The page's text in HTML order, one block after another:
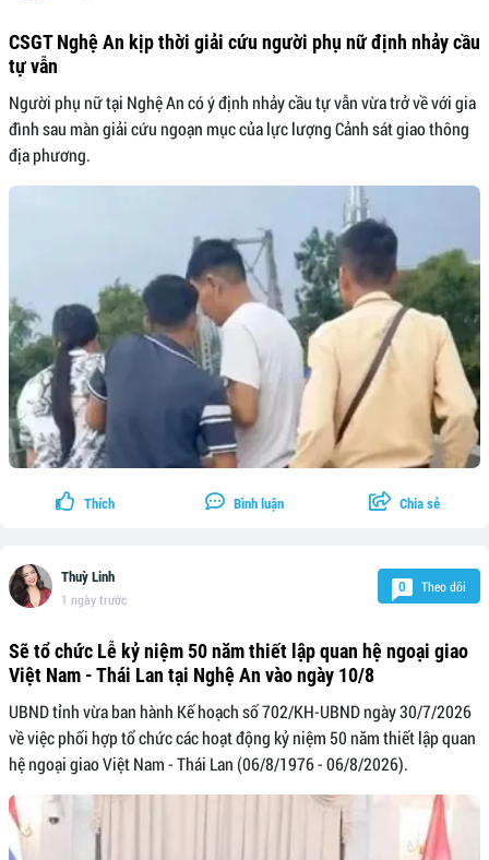
CSGT Nghệ An kịp thời giải cứu người phụ nữ định nhảy cầu
tự vẫn
Người phụ nữ tại Nghệ An có ý định nhảy cầu tự vẫn vừa trở về với gia
đình sau màn giải cứu ngoạn mục của lực lượng Cảnh sát giao thông
địa phương.
Thích Bình luận Chia sẻ
Thuỳ Linh
1 ngày trước
0 Theo dõi
Sẽ tổ chức Lễ kỷ niệm 50 năm thiết lập quan hệ ngoại giao
Việt Nam - Thái Lan tại Nghệ An vào ngày 10/8
UBND tỉnh vừa ban hành Kế hoạch số 702/KH-UBND ngày 30/7/2026
về việc phối hợp tổ chức các hoạt động kỷ niệm 50 năm thiết lập quan
hệ ngoại giao Việt Nam - Thái Lan (06/8/1976 - 06/8/2026).